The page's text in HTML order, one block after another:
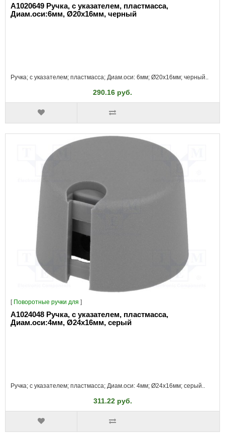
A1020649 Ручка, с указателем, пластмасса,
Диам.оси:6мм, Ø20x16мм, черный
Ручка; с указателем; пластмасса; Диам.оси: 6мм; Ø20x16мм; черный..
290.16 руб.
[ Поворотные ручки для ]
A1024048 Ручка, с указателем, пластмасса,
Диам.оси:4мм, Ø24x16мм, серый
Ручка; с указателем; пластмасса; Диам.оси: 4мм; Ø24x16мм; серый..
311.22 руб.